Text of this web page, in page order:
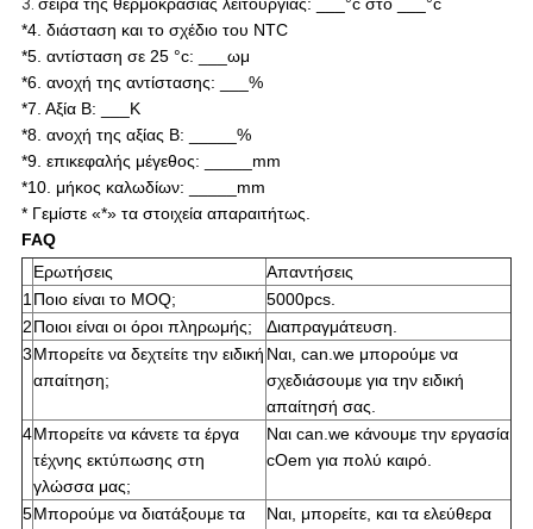
3. σειρά της θερμοκρασίας λειτουργίας: ___°c στο ___°c
*4. διάσταση και το σχέδιο του NTC
*5. αντίσταση σε 25 °c: ___ωμ
*6. ανοχή της αντίστασης: ___%
*7. Αξία Β: ___Κ
*8. ανοχή της αξίας Β: _____%
*9. επικεφαλής μέγεθος: _____mm
*10. μήκος καλωδίων: _____mm
* Γεμίστε «*» τα στοιχεία απαραιτήτως.
FAQ
Ερωτήσεις
Απαντήσεις
1Ποιο είναι το MOQ;
5000pcs.
2Ποιοι είναι οι όροι πληρωμής;
Διαπραγμάτευση.
3Μπορείτε να δεχτείτε την ειδική
απαίτηση;
Ναι, can.we μπορούμε να
σχεδιάσουμε για την ειδική
απαίτησή σας.
4Μπορείτε να κάνετε τα έργα
τέχνης εκτύπωσης στη
γλώσσα μας;
Ναι can.we κάνουμε την εργασία
cOem για πολύ καιρό.
5Μπορούμε να διατάξουμε τα
Ναι, μπορείτε, και τα ελεύθερα